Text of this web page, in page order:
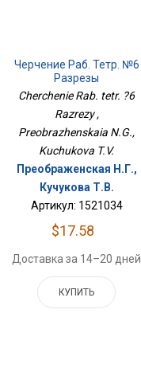
Черчение Раб. Тетр. №6
Разрезы
Cherchenie Rab. tetr. ?6
Razrezy ,
Preobrazhenskaia N.G.,
Kuchukova T.V.
Преображенская Н.Г.,
Кучукова Т.В.
Артикул: 1521034
$17.58
Доставка за 14–20 дней
КУПИТЬ